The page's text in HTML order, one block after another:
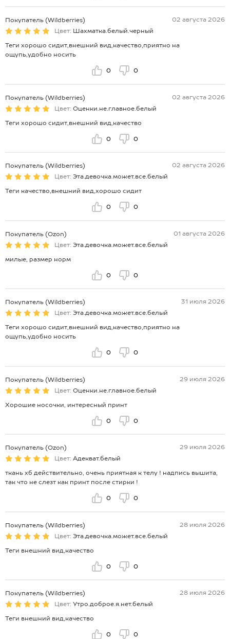
Покупатель (Wildberries)
02 августа 2026
Цвет: Шахматка.белый.черный
Теги хорошо сидит,внешний вид,качество,приятно на
ощупь,удобно носить
0 0
Покупатель (Wildberries)
02 августа 2026
Цвет: Оценки.не.главное.белый
Теги хорошо сидит,внешний вид,качество
0 0
Покупатель (Wildberries)
02 августа 2026
Цвет: Эта.девочка.может.все.белый
Теги качество,внешний вид,хорошо сидит
0 0
Покупатель (Ozon)
01 августа 2026
Цвет: Эта.девочка.может.все.белый
милые, размер норм
0 0
Покупатель (Wildberries)
31 июля 2026
Цвет: Эта.девочка.может.все.белый
Теги хорошо сидит,внешний вид,качество,приятно на
ощупь,удобно носить
0 0
Покупатель (Wildberries)
29 июля 2026
Цвет: Оценки.не.главное.белый
Хорошие носочки, интересный принт
0 0
Покупатель (Ozon)
29 июля 2026
Цвет: Адекват.белый
ткань хб действительно, очень приятная к телу ! надпись вышита,
так что не слезт как принт после стирки !
0 0
Покупатель (Wildberries)
28 июля 2026
Цвет: Эта.девочка.может.все.белый
Теги внешний вид,качество
0 0
Покупатель (Wildberries)
28 июля 2026
Цвет: Утро.доброе.я.нет.белый
Теги внешний вид,качество
0 0